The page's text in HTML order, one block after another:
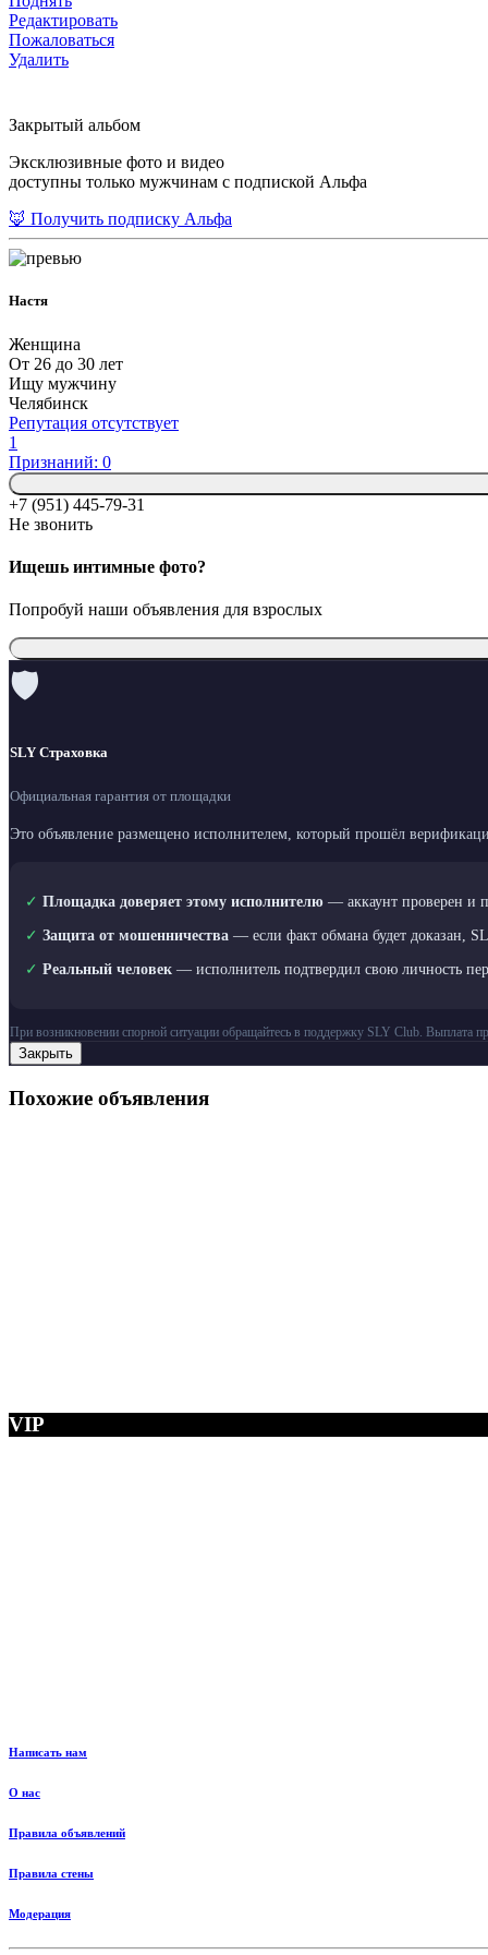
Редактировать
Пожаловаться
Удалить
Закрытый альбом
Эксклюзивные фото и видео
доступны только мужчинам с подпиской Альфа
🦊 Получить подписку Альфа
Настя
Женщина
От 26 до 30 лет
Ищу мужчину
Челябинск
Репутация отсутствует
1
Признаний: 0
+7 (951) 445-79-31
Не звонить
Ищешь интимные фото?
Попробуй наши объявления для взрослых
🛡
SLY Страховка
Официальная гарантия от площадки
Это объявление размещено исполнителем, который прошёл
✓ Площадка доверяет этому исполнителю — аккаунт проверен и
✓ Защита от мошенничества — если факт обмана будет доказан,
✓ Реальный человек — исполнитель подтвердил свою личность
При возникновении спорной ситуации обращайтесь в поддержку SLY Club. Выплата
Закрыть
Похожие объявления
VIP
Написать нам
О нас
Правила объявлений
Правила стены
Модерация